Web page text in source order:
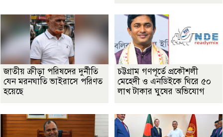
জাতীয় ক্রীড়া পরিষদের দুর্নীতি
যেন মরনঘাতি ভাইরাসে পরিণত
হয়েছে
চট্টগ্রাম গণপূর্তে প্রকৌশলী
মেহেদী ও এনডিইকে ঘিরে ৫০
লাখ টাকার ঘুষের অভিযোগ